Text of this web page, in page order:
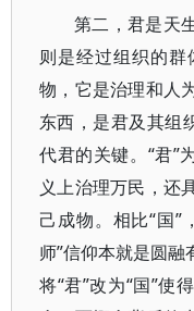
第二，君是天
则是经过组织的
物，它是治理和人
东西，是君及其组
代君的关键。“君”
义上治理万民，还
己成物。相比“国”
师”信仰本就是圆融
将“君”改为“国”使